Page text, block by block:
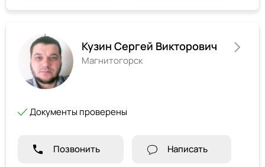
Кузин Сергей Викторович
Магнитогорск
Документы проверены
Позвонить Написать